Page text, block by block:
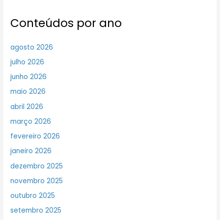
Conteúdos por ano
agosto 2026
julho 2026
junho 2026
maio 2026
abril 2026
março 2026
fevereiro 2026
janeiro 2026
dezembro 2025
novembro 2025
outubro 2025
setembro 2025